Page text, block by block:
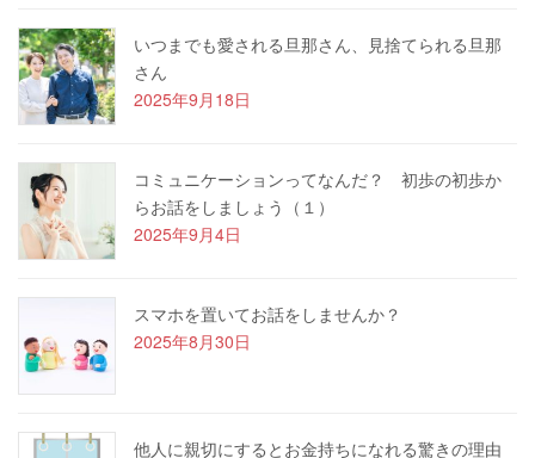
いつまでも愛される旦那さん、見捨てられる旦那
さん
2025年9月18日
コミュニケーションってなんだ？ 初歩の初歩か
らお話をしましょう（１）
2025年9月4日
スマホを置いてお話をしませんか？
2025年8月30日
他人に親切にするとお金持ちになれる驚きの理由